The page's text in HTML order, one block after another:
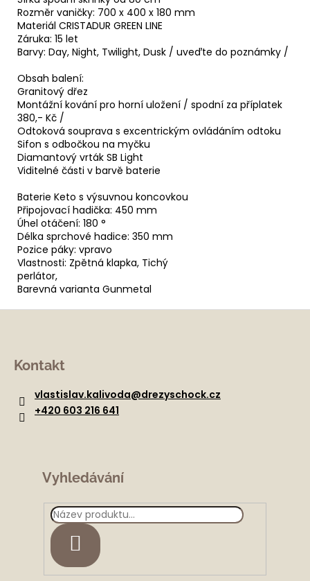
Rozměr vaničky: 700 x 400 x 180 mm
Materiál CRISTADUR GREEN LINE
Záruka: 15 let
Barvy: Day, Night, Twilight, Dusk / uveďte do poznámky /
Obsah balení:
Granitový dřez
Montážní kování pro horní uložení / spodní za příplatek
380,- Kč /
Odtoková souprava s excentrickým ovládáním odtoku
Sifon s odbočkou na myčku
Diamantový vrták SB Light
Viditelné části v barvě baterie
Baterie Keto s výsuvnou koncovkou
Připojovací hadička: 450 mm
Úhel otáčení: 180 °
Délka sprchové hadice: 350 mm
Pozice páky: vpravo
Vlastnosti: Zpětná klapka, Tichý
perlátor,
Barevná varianta Gunmetal
Kontakt
vlastislav.kalivoda@drezyschock.cz
+420 603 216 641
Vyhledávání
HLEDAT